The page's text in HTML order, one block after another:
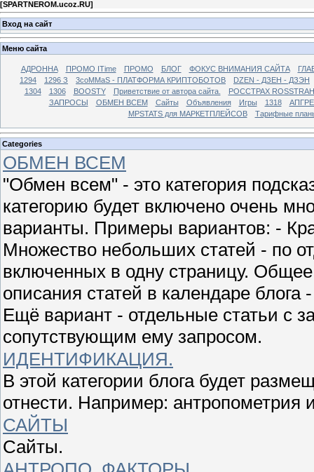
[SPARTNEROM.ucoz.RU]
Вход на сайт
Меню сайта
АДРОННА ПРОМО ITime ПРОМО БЛОГ ФОКУС ВНИМАНИЯ САЙТА
1294
1296 З 3coMMaS - ПЛАТФОРМА КРИПТОБОТОВ
DZEN - ДЗЕН - ДЗЭН
1304
1306 BOOSTY Приветствие от автора сайта.
РОССТРАХ ROSSTRAH
ЗАПРОСЫ
ОБМЕН ВСЕМ Сайты Объявления Игры 1318
MPSTATS для МАРКЕТПЛЕЙСОВ
Тарифные
Categories
ОБМЕН ВСЕМ
"Обмен всем" - это категория
категорию будет включено очень
варианты. Примеры вариантов: -
Множество небольших статей - по
включенных в одну страницу.
описания статей в календаре
Ещё вариант - отдельные статьи с
сопутствующим ему запросом.
ИДЕНТИФИКАЦИЯ.
В этой категории блога будет
отнести. Например: антропометрия
САЙТЫ
Сайты.